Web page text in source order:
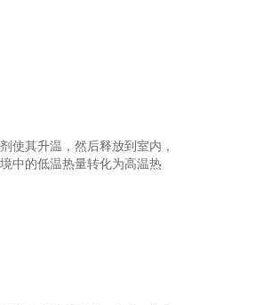
其升温，然后释放到室内，
中的低温热量转化为高温热